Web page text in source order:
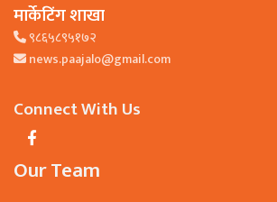
मार्केटिंग शाखा
९८६५८९५१७२
news.paajalo@gmail.com
Connect With Us
Our Team